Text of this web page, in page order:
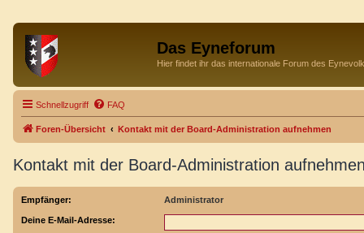
Das Eyneforum
Hier findet ihr das internationale Forum des
Schnellzugriff FAQ
Foren-Übersicht Kontakt mit der Board-Administration aufnehmen
Kontakt mit der Board-Administration aufnehmen
Empfänger: Administrator
Deine E-Mail-Adresse: